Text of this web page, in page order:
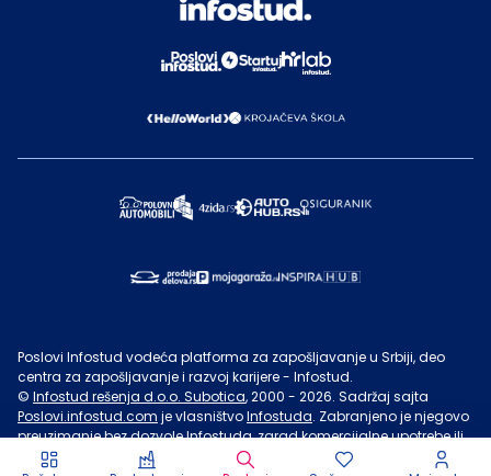
Poslovi Infostud vodeća platforma za zapošljavanje u Srbiji, deo
centra za zapošljavanje i razvoj karijere - Infostud.
© Infostud rešenja d.o.o. Subotica, 2000 - 2026. Sadržaj sajta
Poslovi.infostud.com je vlasništvoInfostuda. Zabranjeno je njegovo
preuzimanje bez dozvoleInfostuda, zarad komercijalne upotrebe ili
u druge svrhe, osim za lične potrebe posetilaca sajta.